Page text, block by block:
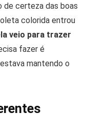
de certeza das boas
colorida entrou
veio para trazer
fazer é
mantendo o